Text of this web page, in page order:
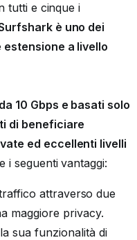
tutti e cinque i
è uno dei
a livello
10 Gbps e basati solo
di beneficiare
ed eccellenti livelli
seguenti vantaggi:
attraverso due
maggiore privacy.
la sua funzionalità di